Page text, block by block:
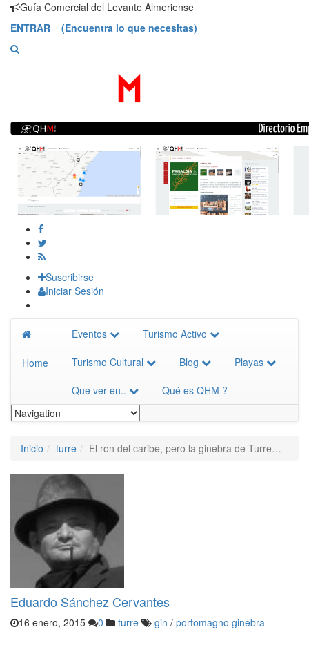
SaltarGuía Comercial del Levante Almeriense
ENTRAR (Encuentra lo que necesitas)
Suscribirse
Iniciar Sesión
Home
Eventos Turismo Activo
Turismo Cultural Blog Playas
Que ver en.. Qué es QHM ?
Inicio turre El ron del caribe, pero la ginebra de Turre…
Eduardo Sánchez Cervantes
16 enero, 2015 0 turre gin / portomagno ginebra